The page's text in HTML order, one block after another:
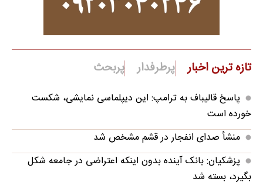
تازه ترین اخبار پرطرفدار پربحث
پاسخ قالیباف به ترامپ: این دیپلماسی نمایشی، شکست
خورده است
منشأ صدای انفجار در قشم مشخص شد
پزشکیان: بانک آینده بدون اینکه اعتراضی در جامعه شکل
بگیرد، بسته شد